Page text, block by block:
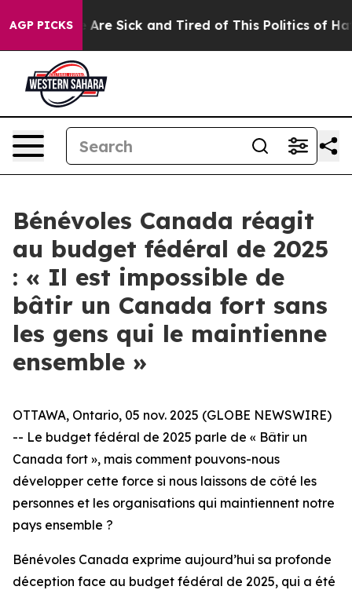
AGP PICKS
“People Are Sick and Tired of This Politics of
Bénévoles Canada réagit
au budget fédéral de 2025
: « Il est impossible de
bâtir un Canada fort sans
les gens qui le maintienne
ensemble »
OTTAWA, Ontario, 05 nov. 2025 (GLOBE NEWSWIRE)
-- Le budget fédéral de 2025 parle de « Bâtir un
Canada fort », mais comment pouvons-nous
développer cette force si nous laissons de côté les
personnes et les organisations qui maintiennent notre
pays ensemble ?
Bénévoles Canada exprime aujourd’hui sa profonde
déception face au budget fédéral de 2025, qui a été